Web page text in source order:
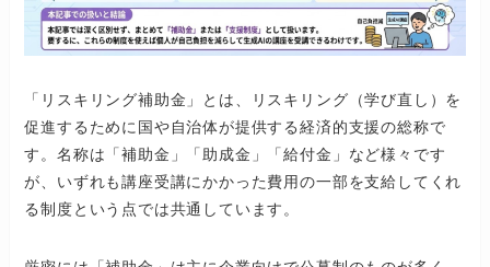
「リスキリング補助金」とは、リスキリング（学び直し）を
促進するために国や自治体が提供する経済的支援の総称で
す。名称は「補助金」「助成金」「給付金」など様々です
が、いずれも講座受講にかかった費用の一部を支給してくれ
る制度という点では共通しています。